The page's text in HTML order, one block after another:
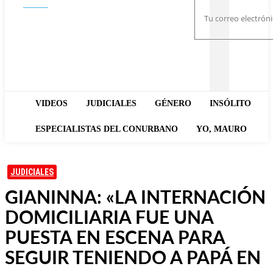
VIDEOS JUDICIALES GÉNERO INSÓLITO
ESPECIALISTAS DEL CONURBANO YO, MAURO
JUDICIALES
GIANINNA: «LA INTERNACIÓN
DOMICILIARIA FUE UNA
PUESTA EN ESCENA PARA
SEGUIR TENIENDO A PAPÁ EN